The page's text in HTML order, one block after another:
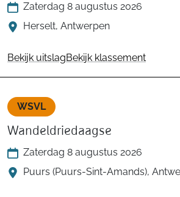
Zaterdag 8 augustus 2026
Herselt, Antwerpen
Bekijk uitslagBekijk klassement
WSVL
Wandeldriedaagse
Zaterdag 8 augustus 2026
Puurs (Puurs-Sint-Amands),